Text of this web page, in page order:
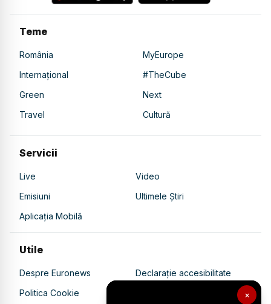
×
Teme
România
MyEurope
Internațional
#TheCube
Green
Next
Travel
Cultură
Servicii
Live
Video
Emisiuni
Ultimele Știri
Aplicația Mobilă
Utile
Despre Euronews
Declarație accesibilitate
Politica Cookie
Politica de confidențialitate